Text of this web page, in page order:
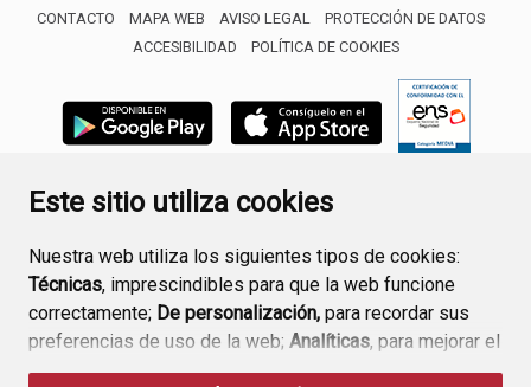
Este sitio utiliza cookies
Nuestra web utiliza los siguientes tipos de cookies:
Técnicas, imprescindibles para que la web funcione
correctamente; De personalización, para recordar sus
preferencias de uso de la web; Analíticas, para mejorar el
funcionamiento de la web y sus servicios.
CONTACTO MAPA WEB AVISO LEGAL
PROTECCIÓN DE DATOS
ACCESIBILIDAD
POLÍTICA DE COOKIES